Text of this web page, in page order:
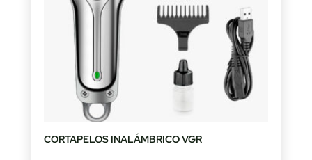
CORTAPELOS INALÁMBRICO VGR